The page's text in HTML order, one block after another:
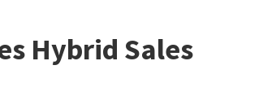
Hybrid Sales